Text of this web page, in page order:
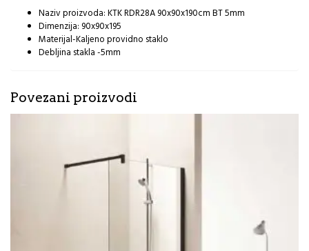
Naziv proizvoda: KTK RDR28A 90x90x190cm BT 5mm
Dimenzija: 90x90x195
Materijal-Kaljeno providno staklo
Debljina stakla -5mm
Povezani proizvodi